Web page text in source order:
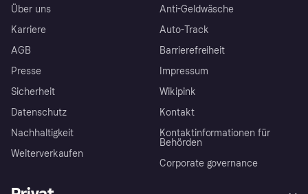
Über uns
Karriere
AGB
Presse
Sicherheit
Datenschutz
Nachhaltigkeit
Weiterverkaufen
Anti-Geldwäsche
Auto-Track
Barrierefreiheit
Impressum
Wikipink
Kontakt
Kontaktinformationen für
Behörden
Corporate governance